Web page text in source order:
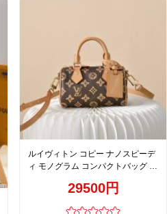
ルイヴィトン コピー ナノスピーデ
ィ モノグラム コンパクトバッグ ブ
29500円